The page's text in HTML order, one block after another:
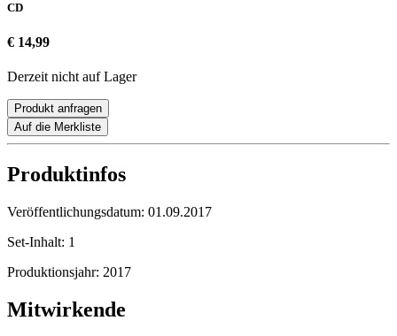
CD
€ 14,99
Derzeit nicht auf Lager
Produkt anfragen
Auf die Merkliste
Produktinfos
Veröffentlichungsdatum: 01.09.2017
Set-Inhalt: 1
Produktionsjahr: 2017
Mitwirkende